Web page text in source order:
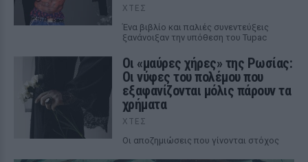
ΧΤΕΣ
Ένα βιβλίο και παλιές συνεντεύξεις
ξανάνοιξαν την υπόθεση του Tupac
Οι «μαύρες χήρες» της Ρωσίας:
Οι νύφες του πολέμου που
εξαφανίζονται μόλις πάρουν τα
χρήματα
ΧΤΕΣ
Οι αποζημιώσεις που γίνονται στόχος